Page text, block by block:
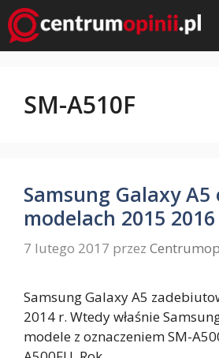
Przejdź
do
treści
SM-A510F
Samsung Galaxy
modelach 2015
7 lutego 2017 przez
Samsung Galaxy A5
2014 r. Wtedy właśnie
modele z oznaczeniem SM-